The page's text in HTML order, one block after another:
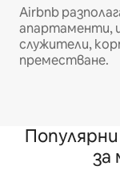
Airbnb
апартаменти,
служители,
преместване.
за